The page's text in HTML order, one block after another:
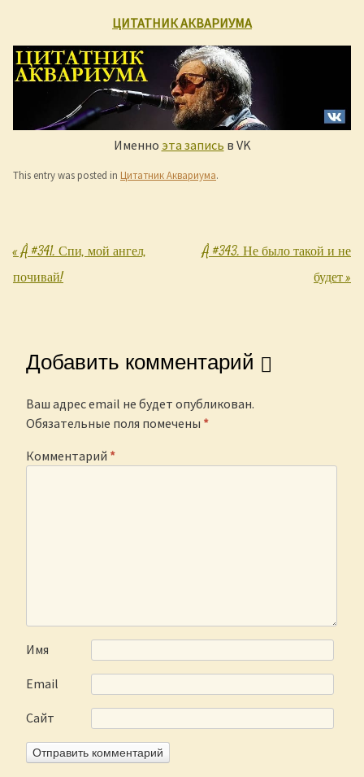
ЦИТАТНИК АКВАРИУМА
Именно эта запись в VK
This entry was posted in Цитатник Аквариума.
Post navigation
«Å #341. Спи, мой ангел,
почивай!
Å #343. Не было такой и не
будет»
Добавить комментарий
Ваш адрес email не будет опубликован.
Обязательные поля помечены *
Комментарий *
Имя
Email
Сайт